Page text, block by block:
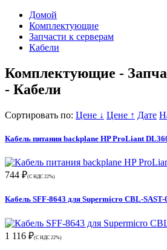
Домой
Комплектующие
Запчасти к серверам
Кабели
Комплектующие -
- Кабели
Сортировать по: Цене ↓ Цене ↑ Дате
Кабель питания backplane HP ProLiant
744 ₽(С НДС 22%)
Кабель SFF-8643 для Supermicro CBL-SAST-
1 116 ₽(С НДС 22%)